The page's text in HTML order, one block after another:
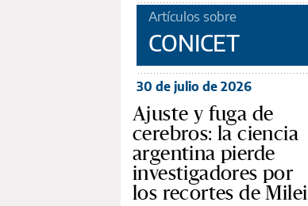
Artículos sobre
CONICET
30 de julio de 2026
Ajuste y fuga de
cerebros: la ciencia
argentina pierde
investigadores por
los recortes de Milei